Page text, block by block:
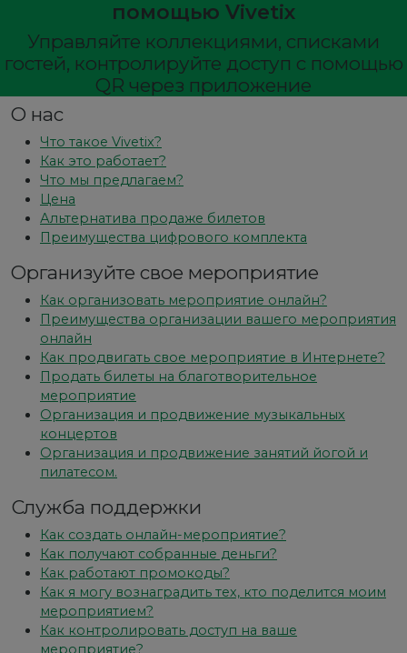
помощью Vivetix
Управляйте коллекциями, списками
гостей, контролируйте доступ с помощью
QR через приложение
О нас
Что такое Vivetix?
Как это работает?
Что мы предлагаем?
Цена
Альтернатива продаже билетов
Преимущества цифрового комплекта
Организуйте свое мероприятие
Как организовать мероприятие онлайн?
Преимущества организации вашего мероприятия
онлайн
Как продвигать свое мероприятие в Интернете?
Продать билеты на благотворительное
мероприятие
Организация и продвижение музыкальных
концертов
Организация и продвижение занятий йогой и
пилатесом.
Служба поддержки
Как создать онлайн-мероприятие?
Как получают собранные деньги?
Как работают промокоды?
Как я могу вознаградить тех, кто поделится моим
мероприятием?
Как контролировать доступ на ваше
мероприятие?